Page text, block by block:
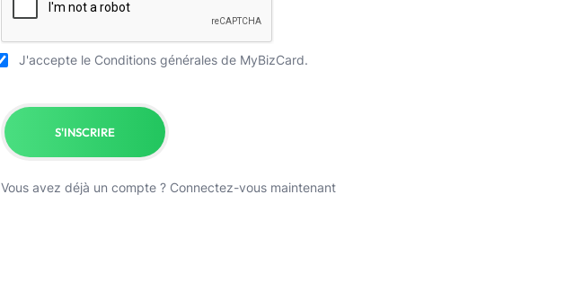
J'accepte le Conditions générales de MyBizCard.
S'INSCRIRE
Vous avez déjà un compte ? Connectez-vous maintenant